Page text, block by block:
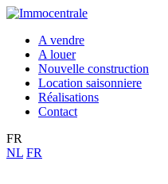
A vendre
A louer
Nouvelle construction
Location saisonniere
Réalisations
Contact
FR
NL FR